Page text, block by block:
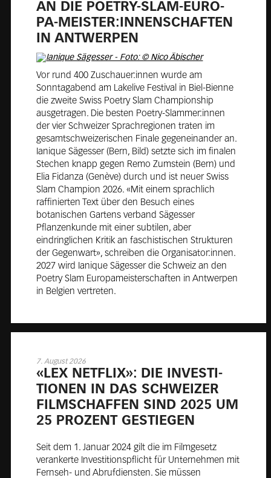
AN DIE POET­RY-SLAM-EU­RO­
PA-MEIS­TER:IN­NEN­SCHAF­TEN
IN ANT­WER­PEN
Vor rund 400 Zuschauer:innen wurde am
Sonntagabend am Lakelive Festival in Biel-Bienne
die zweite Swiss Poetry Slam Championship
ausgetragen. Die besten Poetry-Slammer:innen
der vier Schweizer Sprachregionen traten im
gesamtschweizerischen Finale gegeneinander an.
Ianique Sägesser (Bern, Bild) setzte sich im finalen
Stechen knapp gegen Remo Zumstein (Bern) und
Elia Fidanza (Genève) durch und ist neuer Swiss
Slam Champion 2026. «Mit einem sprachlich
raffinierten Text über den Besuch eines
botanischen Gartens verband Sägesser
Pflanzenkunde mit einer subtilen, aber
eindringlichen Kritik an faschistischen Strukturen
der Gegenwart», schreiben die Organisator:innen.
2027 wird Ianique Sägesser die Schweiz an den
Poetry Slam Europameisterschaften in Antwerpen
in Belgien vertreten.
7. August 2026
«LEX NET­FLIX»: DIE IN­VES­TI­
TIO­NEN IN DAS SCHWEI­ZER
FILM­SCHAF­FEN SIND 2025 UM
25 PRO­ZENT GE­STIE­GEN
Seit dem 1. Januar 2024 gilt die im Filmgesetz
verankerte Investitionspflicht für Unternehmen mit
Fernseh- und Abrufdiensten. Sie müssen